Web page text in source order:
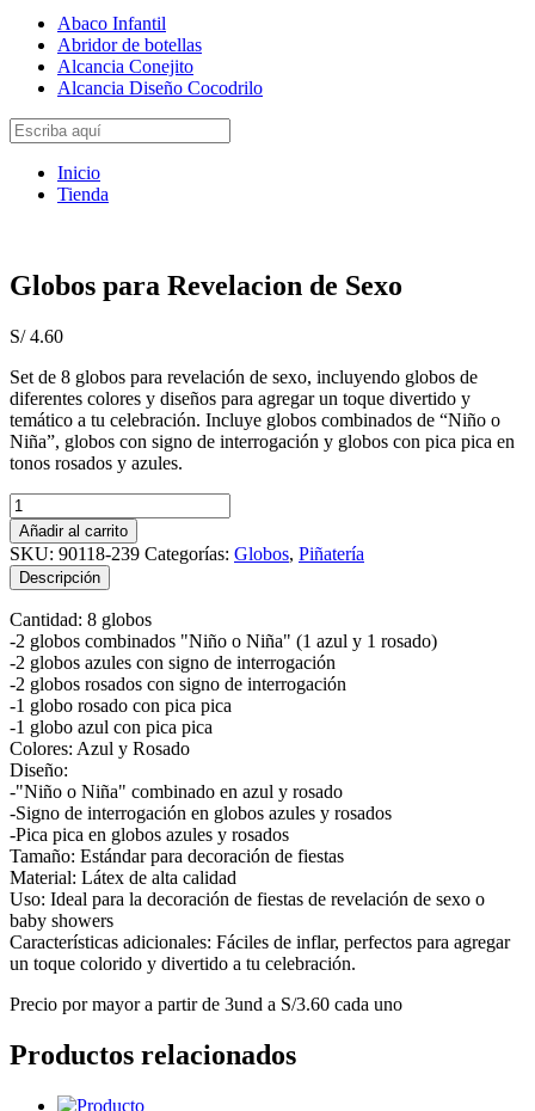
Abaco Infantil
Abridor de botellas
Alcancia Conejito
Alcancia Diseño Cocodrilo
Inicio
Tienda
Globos para Revelacion de Sexo
S/4.60
Set de 8 globos para revelación de sexo, incluyendo globos de
diferentes colores y diseños para agregar un toque divertido y
temático a tu celebración. Incluye globos combinados de “Niño o
Niña”, globos con signo de interrogación y globos con pica pica en
tonos rosados y azules.
Globos
para
Revelacion
de
Sexo
cantidad
Añadir al carrito
SKU: 90118-239 Categorías: Globos, Piñatería
Descripción
Cantidad: 8 globos
-2 globos combinados "Niño o Niña" (1 azul y 1 rosado)
-2 globos azules con signo de interrogación
-2 globos rosados con signo de interrogación
-1 globo rosado con pica pica
-1 globo azul con pica pica
Colores: Azul y Rosado
Diseño:
-"Niño o Niña" combinado en azul y rosado
-Signo de interrogación en globos azules y rosados
-Pica pica en globos azules y rosados
Tamaño: Estándar para decoración de fiestas
Material: Látex de alta calidad
Uso: Ideal para la decoración de fiestas de revelación de sexo o
baby showers
Características adicionales: Fáciles de inflar, perfectos para agregar
un toque colorido y divertido a tu celebración.
Precio por mayor a partir de 3und a S/3.60 cada uno
Productos relacionados